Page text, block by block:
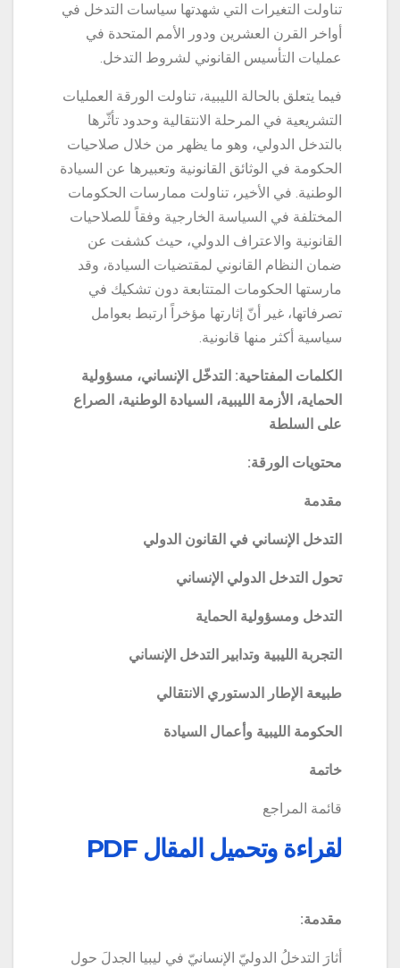
تناولت التغيرات التي شهدتها سياسات التدخل في
أواخر القرن العشرين ودور الأمم المتحدة في
عمليات التأسيس القانوني لشروط التدخل.
فيما يتعلق بالحالة الليبية، تناولت الورقة العمليات
التشريعية في المرحلة الانتقالية وحدود تأثّرها
بالتدخل الدولي، وهو ما يظهر من خلال صلاحيات
الحكومة في الوثائق القانونية وتعبيرها عن السيادة
الوطنية. في الأخير، تناولت ممارسات الحكومات
المختلفة في السياسة الخارجية وفقاً للصلاحيات
القانونية والاعتراف الدولي، حيث كشفت عن
ضمان النظام القانوني لمقتضيات السيادة، وقد
مارستها الحكومات المتتابعة دون تشكيك في
تصرفاتها، غير أنّ إثارتها مؤخراً ارتبط بعوامل
سياسية أكثر منها قانونية.
الكلمات المفتاحية: التدخّل الإنساني، مسؤولية
الحماية، الأزمة الليبية، السيادة الوطنية، الصراع
على السلطة
محتويات الورقة:
مقدمة
التدخل الإنساني في القانون الدولي
تحول التدخل الدولي الإنساني
التدخل ومسؤولية الحماية
التجربة الليبية وتدابير التدخل الإنساني
طبيعة الإطار الدستوري الانتقالي
الحكومة الليبية وأعمال السيادة
خاتمة
قائمة المراجع
لقراءة وتحميل المقال PDF
مقدمة:
أثارَ التدخلُ الدوليّ الإنسانيّ في ليبيا الجدلَ حول